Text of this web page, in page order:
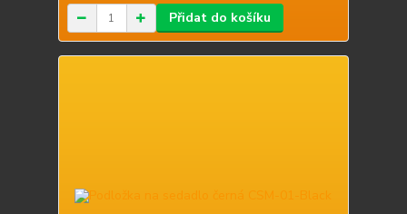
Přidat do košíku